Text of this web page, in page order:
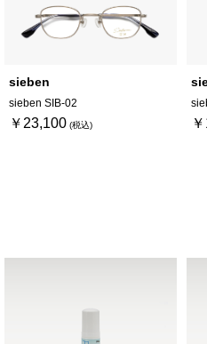
sieben
sieben SIB-02
￥23,100